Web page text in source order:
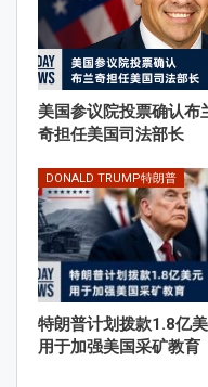
美国参议院投票确认布
奇担任美国司法部长
DONALD TRUMP特朗普
特朗普计划拨款1.8亿
用于加强美国采矿教育